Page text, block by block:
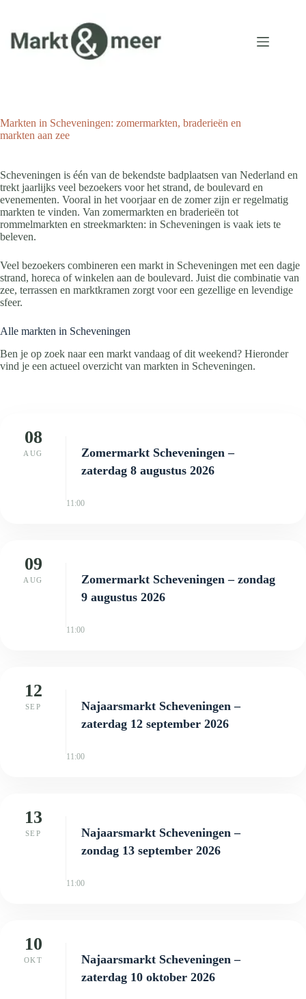
inhoud
Markten in Scheveningen: zomermarkten, braderieën en
markten aan zee
Scheveningen is één van de bekendste badplaatsen van Nederland en
trekt jaarlijks veel bezoekers voor het strand, de boulevard en
evenementen. Vooral in het voorjaar en de zomer zijn er regelmatig
markten te vinden. Van zomermarkten en braderieën tot
rommelmarkten en streekmarkten: in Scheveningen is vaak iets te
beleven.
Veel bezoekers combineren een markt in Scheveningen met een dagje
strand, horeca of winkelen aan de boulevard. Juist die combinatie van
zee, terrassen en marktkramen zorgt voor een gezellige en levendige
sfeer.
Alle markten in Scheveningen
Ben je op zoek naar een markt vandaag of dit weekend? Hieronder
vind je een actueel overzicht van markten in Scheveningen.
08
AUG
Zomermarkt Scheveningen –
zaterdag 8 augustus 2026
11:00
09
AUG
Zomermarkt Scheveningen – zondag
9 augustus 2026
11:00
12
SEP
Najaarsmarkt Scheveningen –
zaterdag 12 september 2026
11:00
13
SEP
Najaarsmarkt Scheveningen –
zondag 13 september 2026
11:00
10
OKT
Najaarsmarkt Scheveningen –
zaterdag 10 oktober 2026